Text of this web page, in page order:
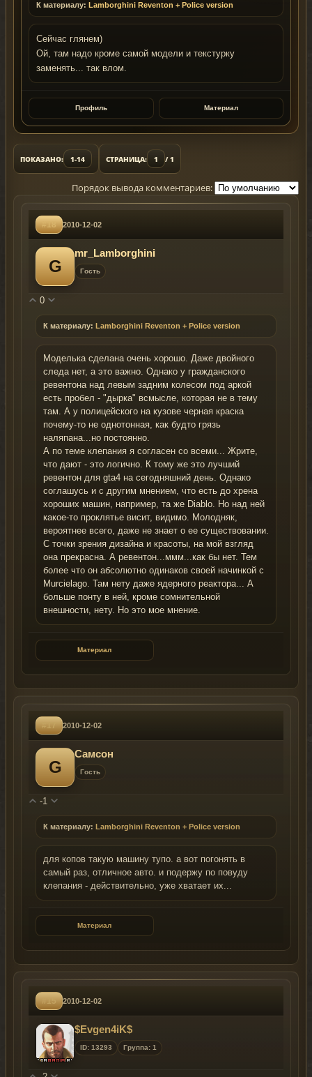
К материалу: Lamborghini Reventon + Police version
Сейчас глянем)
Ой, там надо кроме самой модели и текстурку
заменять... так влом.
Профиль Материал
ПОКАЗАНО: 1-14 СТРАНИЦА: 1 / 1
Порядок вывода комментариев:
#18 2010-12-02
G
mr_Lamborghini
Гость
0
К материалу: Lamborghini Reventon + Police version
Моделька сделана очень хорошо. Даже двойного
следа нет, а это важно. Однако у гражданского
ревентона над левым задним колесом под аркой
есть пробел - "дырка" всмысле, которая не в тему
там. А у полицейского на кузове черная краска
почему-то не однотонная, как будто грязь
наляпана...но постоянно.
А по теме клепания я согласен со всеми... Жрите,
что дают - это логично. К тому же это лучший
ревентон для gta4 на сегодняшний день. Однако
соглашусь и с другим мнением, что есть до хрена
хороших машин, например, та же Diablo. Но над ней
какое-то проклятье висит, видимо. Молодняк,
вероятнее всего, даже не знает о ее существовании.
С точки зрения дизайна и красоты, на мой взгляд
она прекрасна. А ревентон...ммм...как бы нет. Тем
более что он абсолютно одинаков своей начинкой с
Murcielago. Там нету даже ядерного реактора... А
больше понту в ней, кроме сомнительной
внешности, нету. Но это мое мнение.
Материал
#17 2010-12-02
G
Самсон
Гость
-1
К материалу: Lamborghini Reventon + Police version
для копов такую машину тупо. а вот погонять в
самый раз, отличное авто. и подержу по повуду
клепания - действительно, уже хватает их...
Материал
#15 2010-12-02
$Evgen4iK$
ID: 13293 Группа: 1